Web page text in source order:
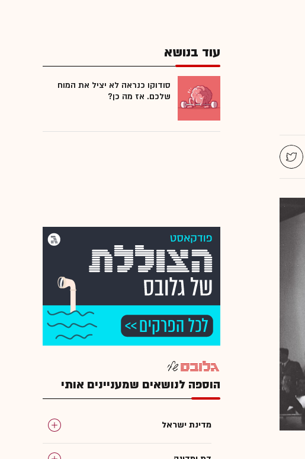
עוד בנושא
סודוקו כנראה לא יציל את המוח
שלכם. אז מה כן?
הוספה לנושאים שמעניינים אותי
מדינת ישראל